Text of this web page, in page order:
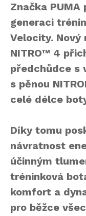
Značka
generaci
Velocity. Nový
NITRO™ 4
předchůdce s
s pěnou
celé délce
Díky tomu
návratnost
účinným
tréninková
komfort a
pro běžce